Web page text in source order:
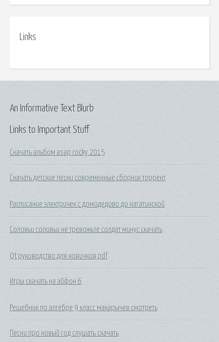
Links
Links to Important Stuff
Скачать альбом asap rocky 2015
Скачать детские песни современные сборник торрент
Расписание электричек с домодедово до нагатинской
Соловьи соловьи не тревожьте солдат минус скачать
Qt руководство для новичков pdf
Игры скачать на айфон 6
Решебник по алгебре 9 класс макарычев смотреть
Песни про новый год слушать скачать
An Informative Text Blurb